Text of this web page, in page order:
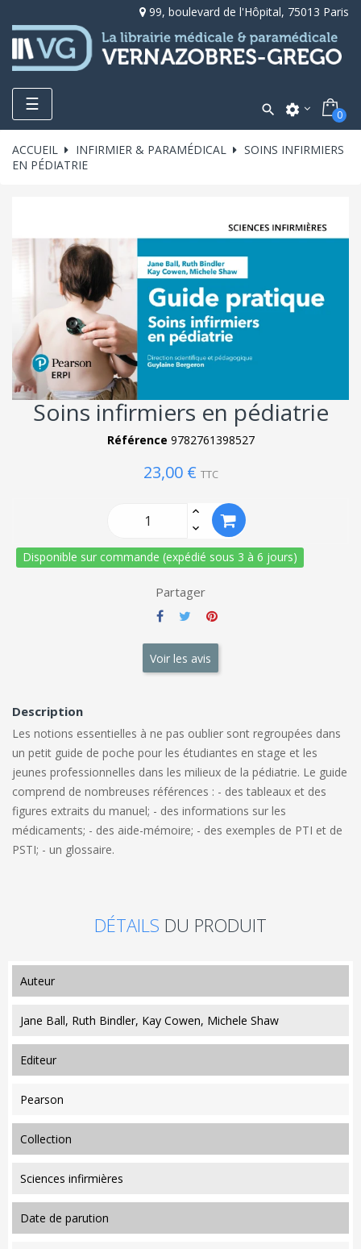
99, boulevard de l'Hôpital, 75013 Paris
Toggle
navigation
☰  settings 0
ACCUEIL INFIRMIER & PARAMÉDICAL
SOINS INFIRMIERS
EN PÉDIATRIE
Soins infirmiers en pédiatrie
Référence 9782761398527
23,00 € TTC
Disponible sur commande (expédié sous 3 à 6 jours)
Partager
Voir les avis
Description
Les notions essentielles à ne pas oublier sont regroupées dans
un petit guide de poche pour les étudiantes en stage et les
jeunes professionnelles dans les milieux de la pédiatrie. Le guide
comprend de nombreuses références : - des tableaux et des
figures extraits du manuel; - des informations sur les
médicaments; - des aide-mémoire; - des exemples de PTI et de
PSTI; - un glossaire.
DÉTAILS DU PRODUIT
auteur
Jane Ball, Ruth Bindler, Kay Cowen, Michele Shaw
editeur
Pearson
collection
Sciences infirmières
date de parution